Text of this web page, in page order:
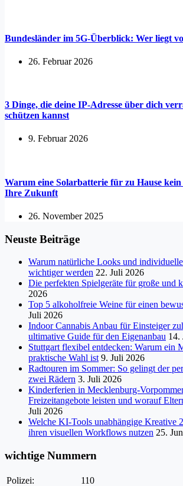
Bundesländer im 5G-Überblick: Wer liegt
26. Februar 2026
3 Dinge, die deine IP-Adresse über dich
schützen kannst
9. Februar 2026
Warum eine Solarbatterie für zu Hause
Ihre Zukunft
26. November 2025
Neuste Beiträge
Warum natürliche Looks und
wichtiger werden 22. Juli 2026
Die perfekten Spielgeräte für große und
2026
Top 5 alkoholfreie Weine für einen
Juli 2026
Indoor Cannabis Anbau für Einsteiger
ultimative Guide für den Eigenanbau 14.
Stuttgart flexibel entdecken: Warum ein
praktische Wahl ist 9. Juli 2026
Radtouren im Sommer: So gelingt der
zwei Rädern 3. Juli 2026
Kinderferien in Mecklenburg-
Freizeitangebote leisten und worauf
Juli 2026
Welche KI-Tools unabhängige Kreative
ihren visuellen Workflows nutzen 25.
wichtige Nummern
Polizei:
110